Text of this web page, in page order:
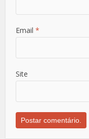
Email *
Site